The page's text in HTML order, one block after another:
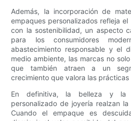
Además, la incorporación de
empaques personalizados refleja
con la sostenibilidad, un aspecto
para los consumidores
abastecimiento responsable y el
medio ambiente, las marcas no
que también atraen a un
crecimiento que valora las prácticas
En definitiva, la belleza y la
personalizado de joyería realzan
Cuando el empaque es